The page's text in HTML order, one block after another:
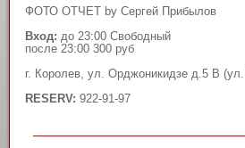
ФОТО ОТЧЕТ by Сергей Прибылов
Вход:до 23:00 Свободный
после 23:00 300 руб
г. Королев, ул. Орджоникидзе д.5 В
RESERV:922-91-97